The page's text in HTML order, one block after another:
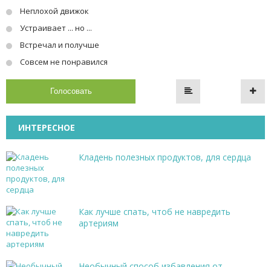
Неплохой движок
Устраивает ... но ...
Встречал и получше
Совсем не понравился
Голосовать
ИНТЕРЕСНОЕ
Кладень полезных продуктов, для сердца
Как лучше спать, чтоб не навредить
артериям